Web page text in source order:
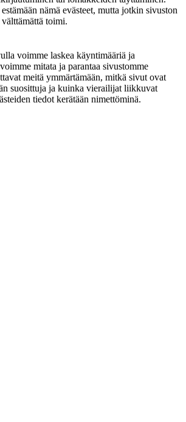
nämä evästeet, mutta jotkin sivuston
toimi.
voimme laskea käyntimääriä ja
mitata ja parantaa sivustomme
meitä ymmärtämään, mitkä sivut ovat
suosittuja ja kuinka vierailijat liikkuvat
tiedot kerätään nimettöminä.